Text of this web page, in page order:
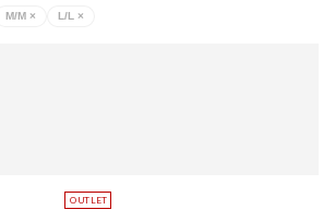
M/M × L/L ×